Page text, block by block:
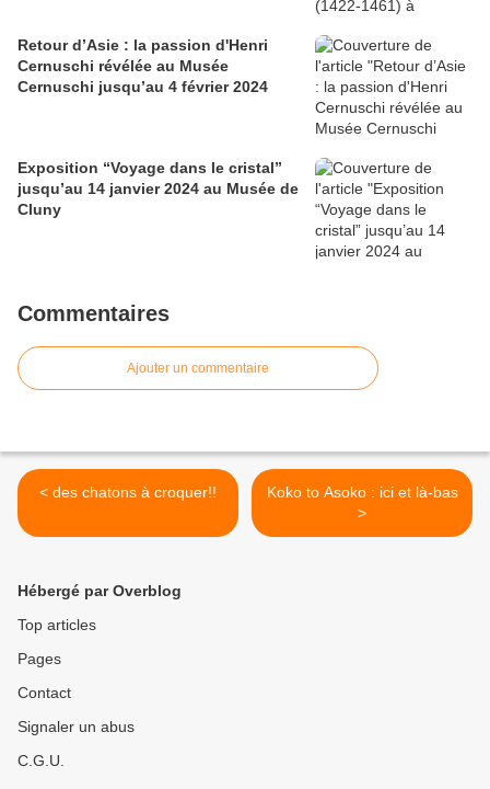
Retour d’Asie : la passion d'Henri
Cernuschi révélée au Musée
Cernuschi jusqu’au 4 février 2024
Exposition “Voyage dans le cristal”
jusqu’au 14 janvier 2024 au Musée de
Cluny
Commentaires
Ajouter un commentaire
< des chatons à croquer!!
Koko to Asoko : ici et là-bas
>
Hébergé par Overblog
Top articles
Pages
Contact
Signaler un abus
C.G.U.